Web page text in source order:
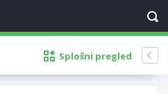
Splošni pregled